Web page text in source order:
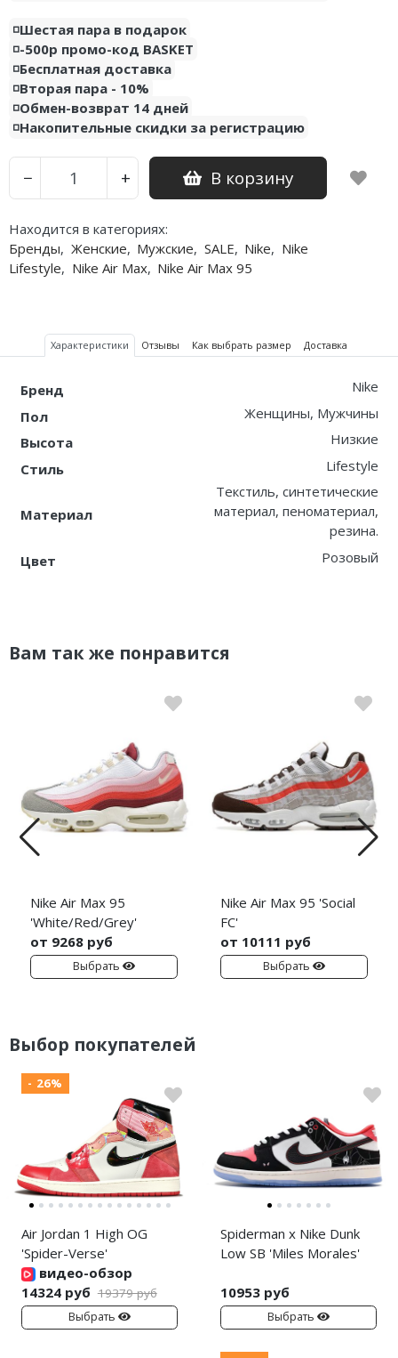
◽️Шестая пара в подарок
◽️-500р промо-код BASKET
◽️Бесплатная доставка
◽️Вторая пара - 10%
◽️Обмен-возврат 14 дней
◽️Накопительные скидки за регистрацию
− + В корзину
Находится в категориях:
Бренды, Женские, Мужские, SALE, Nike, Nike
Lifestyle, Nike Air Max, Nike Air Max 95
Характеристики Отзывы Как выбрать размер Доставка
Бренд
Nike
Пол
Женщины, Мужчины
Высота
Низкие
Стиль
Lifestyle
Материал
Текстиль, синтетические
материал, пеноматериал,
резина.
Цвет
Розовый
Вам так же понравится
Nike Air Max 95
'White/Red/Grey'
от 9268 руб
Выбрать
Nike Air Max 95 'Social
FC'
от 10111 руб
Выбрать
Выбор покупателей
- 26%
Air Jordan 1 High OG
'Spider-Verse'
видео-обзор
14324 руб 19379 руб
Выбрать
Spiderman x Nike Dunk
Low SB 'Miles Morales'
10953 руб
Выбрать
Air Jordan 14
Air Jordan 15
Air Jordan 23
Nike LeBron
Nike Kyrie
Nike Freak
Nike KD
Nike PG
Nike Kobe
Nike Uptempo